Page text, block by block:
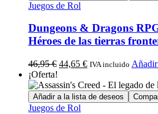
Juegos de Rol
Dungeons & Dragons
Héroes de las tierras
46,95€ 44,65 € IVA incluido
¡Oferta!
Añadir a la lista de deseos
Juegos de Rol